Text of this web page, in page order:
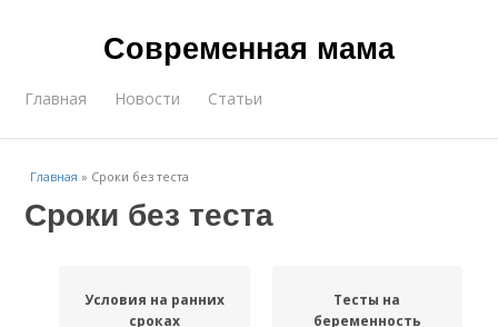
Современная мама
Главная Новости Статьи
Главная » Сроки без теста
Сроки без теста
Условия на ранних
сроках
Тесты на
беременность